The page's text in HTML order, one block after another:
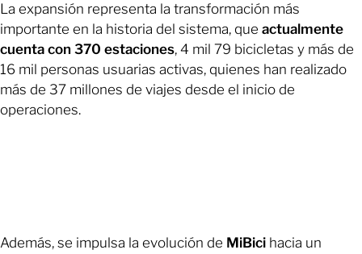
La expansión representa la transformación más
importante en la historia del sistema, que actualmente
cuenta con 370 estaciones, 4 mil 79 bicicletas y más de
16 mil personas usuarias activas, quienes han realizado
más de 37 millones de viajes desde el inicio de
operaciones.
Además, se impulsa la evolución de MiBici hacia un